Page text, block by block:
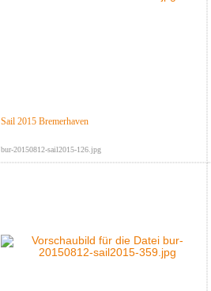
Sail 2015 Bremerhaven
bur-20150812-sail2015-126.jpg